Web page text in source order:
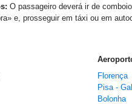
O passageiro deverá ir de
e, prosseguir em táxi ou em
Florença
Pisa -
Bolonha